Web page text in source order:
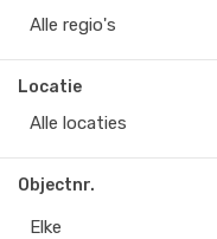
Alle regio's
Locatie
Alle locaties
Objectnr.